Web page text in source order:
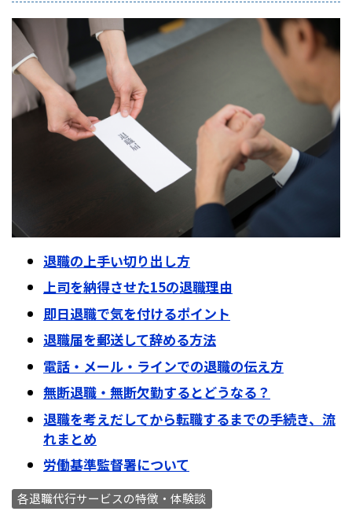
退職の上手い切り出し方
上司を納得させた15の退職理由
即日退職で気を付けるポイント
退職届を郵送して辞める方法
電話・メール・ラインでの退職の伝え方
無断退職・無断欠勤するとどうなる？
退職を考えだしてから転職するまでの手続き、流
れまとめ
労働基準監督署について
各退職代行サービスの特徴・体験談